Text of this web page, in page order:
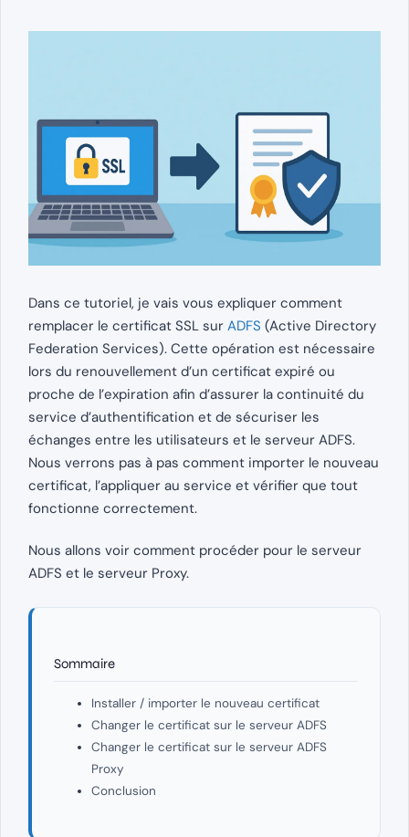
Dans ce tutoriel, je vais vous expliquer comment
remplacer le certificat SSL sur ADFS (Active Directory
Federation Services). Cette opération est nécessaire
lors du renouvellement d’un certificat expiré ou
proche de l’expiration afin d’assurer la continuité du
service d’authentification et de sécuriser les
échanges entre les utilisateurs et le serveur ADFS.
Nous verrons pas à pas comment importer le nouveau
certificat, l’appliquer au service et vérifier que tout
fonctionne correctement.
Nous allons voir comment procéder pour le serveur
ADFS et le serveur Proxy.
Sommaire
Installer / importer le nouveau certificat
Changer le certificat sur le serveur ADFS
Changer le certificat sur le serveur ADFS
Proxy
Conclusion